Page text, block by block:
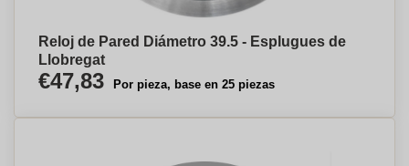
Reloj de Pared Diámetro 39.5 - Esplugues de
Llobregat
€47,83 Por pieza, base en 25 piezas